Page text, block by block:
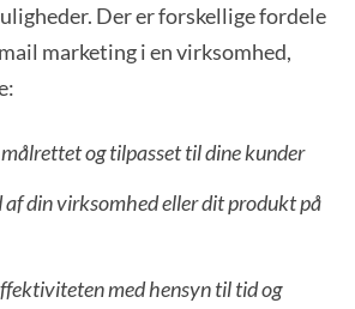
Der er forskellige fordele
marketing i en virksomhed,
og tilpasset til dine kunder
din virksomhed eller dit produkt på
med hensyn til tid og